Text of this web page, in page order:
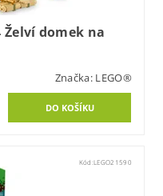
Želví domek na
Značka: LEGO®
Kód:LEGO21590